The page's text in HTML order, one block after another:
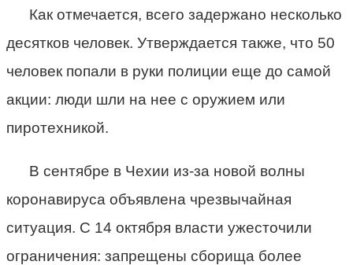
Как отмечается, всего задержано несколько
десятков человек. Утверждается также, что 50
человек попали в руки полиции еще до самой
акции: люди шли на нее с оружием или
пиротехникой.
В сентябре в Чехии из-за новой волны
коронавируса объявлена чрезвычайная
ситуация. С 14 октября власти ужесточили
ограничения: запрещены сборища более